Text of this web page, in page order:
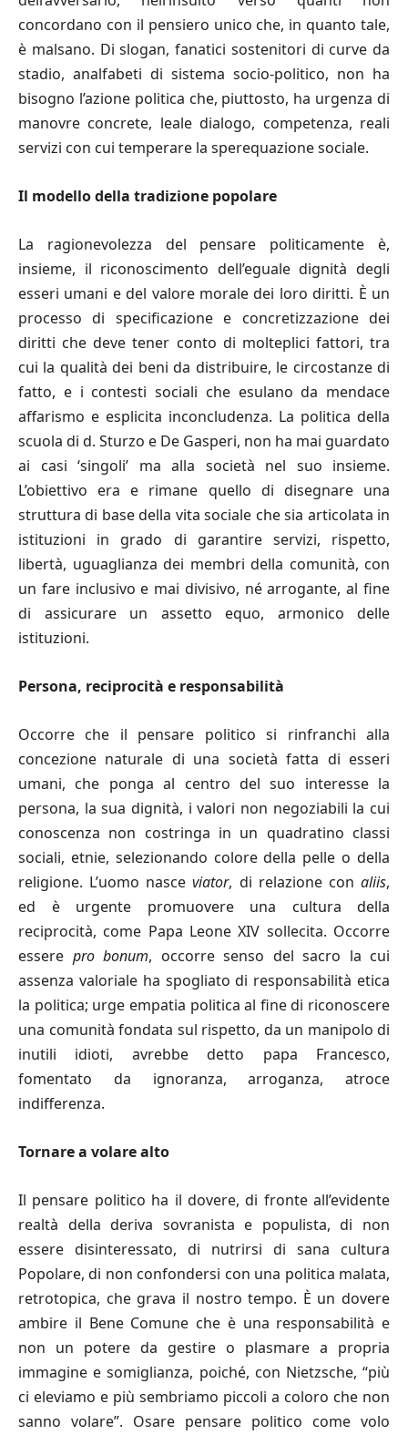
concordano con il pensiero unico che, in quanto tale,
è malsano. Di slogan, fanatici sostenitori di curve da
stadio, analfabeti di sistema socio-politico, non ha
bisogno l’azione politica che, piuttosto, ha urgenza di
manovre concrete, leale dialogo, competenza, reali
servizi con cui temperare la sperequazione sociale.
Il modello della tradizione popolare
La ragionevolezza del pensare politicamente è,
insieme, il riconoscimento dell’eguale dignità degli
esseri umani e del valore morale dei loro diritti. È un
processo di specificazione e concretizzazione dei
diritti che deve tener conto di molteplici fattori, tra
cui la qualità dei beni da distribuire, le circostanze di
fatto, e i contesti sociali che esulano da mendace
affarismo e esplicita inconcludenza. La politica della
scuola di d. Sturzo e De Gasperi, non ha mai guardato
ai casi ‘singoli’ ma alla società nel suo insieme.
L’obiettivo era e rimane quello di disegnare una
struttura di base della vita sociale che sia articolata in
istituzioni in grado di garantire servizi, rispetto,
libertà, uguaglianza dei membri della comunità, con
un fare inclusivo e mai divisivo, né arrogante, al fine
di assicurare un assetto equo, armonico delle
istituzioni.
Persona, reciprocità e responsabilità
Occorre che il pensare politico si rinfranchi alla
concezione naturale di una società fatta di esseri
umani, che ponga al centro del suo interesse la
persona, la sua dignità, i valori non negoziabili la cui
conoscenza non costringa in un quadratino classi
sociali, etnie, selezionando colore della pelle o della
religione. L’uomo nasceviator, di relazione conaliis,
ed è urgente promuovere una cultura della
reciprocità, come Papa Leone XIV sollecita. Occorre
essere pro bonum, occorre senso del sacro la cui
assenza valoriale ha spogliato di responsabilità etica
la politica; urge empatia politica al fine di riconoscere
una comunità fondata sul rispetto, da un manipolo di
inutili idioti, avrebbe detto papa Francesco,
fomentato da ignoranza, arroganza, atroce
indifferenza.
Tornare a volare alto
Il pensare politico ha il dovere, di fronte all’evidente
realtà della deriva sovranista e populista, di non
essere disinteressato, di nutrirsi di sana cultura
Popolare, di non confondersi con una politica malata,
retrotopica, che grava il nostro tempo. È un dovere
ambire il Bene Comune che è una responsabilità e
non un potere da gestire o plasmare a propria
immagine e somiglianza, poiché, con Nietzsche, “più
ci eleviamo e più sembriamo piccoli a coloro che non
sanno volare”. Osare pensare politico come volo